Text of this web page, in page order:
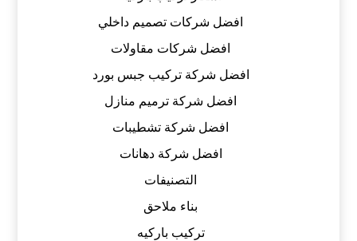
افضل شركات تصميم داخلي
افضل شركات مقاولات
افضل شركة تركيب جبس بورد
افضل شركة ترميم منازل
افضل شركة تشطيبات
افضل شركة دهانات
التصنيفات
بناء ملاحق
تركيب باركيه